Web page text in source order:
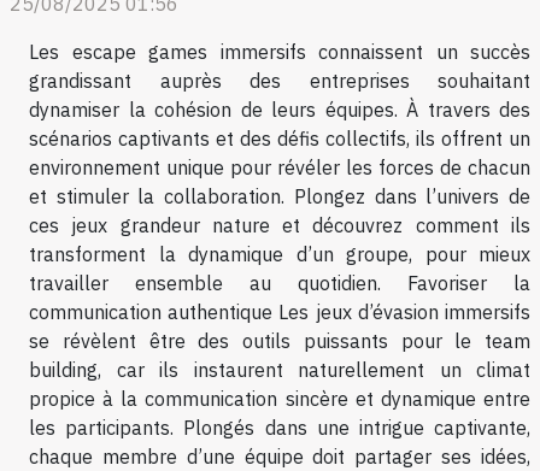
Les escape games immersifs connaissent un succès
grandissant auprès des entreprises souhaitant
dynamiser la cohésion de leurs équipes. À travers des
scénarios captivants et des défis collectifs, ils offrent un
environnement unique pour révéler les forces de chacun
et stimuler la collaboration. Plongez dans l’univers de
ces jeux grandeur nature et découvrez comment ils
transforment la dynamique d’un groupe, pour mieux
travailler ensemble au quotidien. Favoriser la
communication authentique Les jeux d’évasion immersifs
se révèlent être des outils puissants pour le team
building, car ils instaurent naturellement un climat
propice à la communication sincère et dynamique entre
les participants. Plongés dans une intrigue captivante,
chaque membre d’une équipe doit partager ses idées,